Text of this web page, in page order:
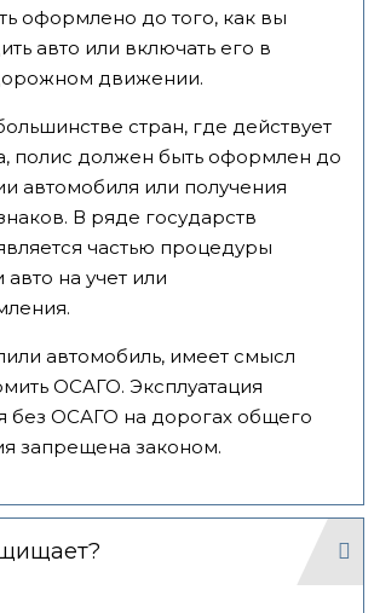
оформлено до того, как вы
авто или включать его в
движении.
стран, где действует
полис должен быть оформлен до
автомобиля или получения
В ряде государств
частью процедуры
авто на учет или
автомобиль, имеет смысл
ОСАГО. Эксплуатация
без ОСАГО на дорогах общего
запрещена законом.